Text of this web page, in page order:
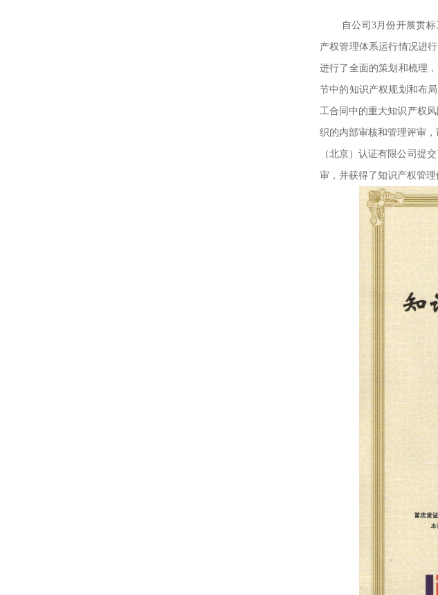
自公司 3月份开展贯
产权管理体系运行情况进
进行了全面的策划和梳理
节中的知识产权规划和布
工合同中的重大知识产权
织的内部审核和管理评审
（北京）认证有限公司提
审，并获得了知识产权管理